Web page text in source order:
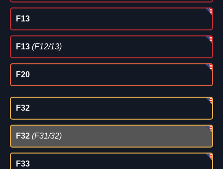
F13
F13 (F12/13)
F20
F32
F32 (F31/32)
F33